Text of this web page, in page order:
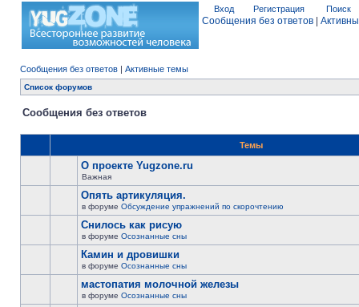
Вход Регистрация Поиск
Сообщения без ответов
Сообщения без ответов | Активные темы
Список форумов
Сообщения без ответов
Темы
О проекте Yugzone.ru
Важная
Опять артикуляция.
в форуме Обсуждение упражнений по скорочтению
Снилось как рисую
в форуме Осознанные сны
Камин и дровишки
в форуме Осознанные сны
мастопатия молочной железы
в форуме Осознанные сны